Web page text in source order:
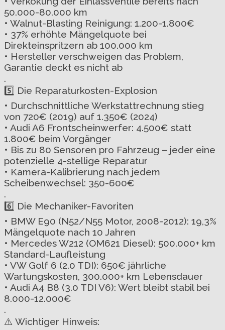
50.000-80.000 km
• Walnut-Blasting Reinigung: 1.200-1.800€
• 37% erhöhte Mängelquote bei
Direkteinspritzern ab 100.000 km
• Hersteller verschweigen das Problem,
Garantie deckt es nicht ab
.
5️⃣ Die Reparaturkosten-Explosion
• Durchschnittliche Werkstattrechnung stieg
von 720€ (2019) auf 1.350€ (2024)
• Audi A6 Frontscheinwerfer: 4.500€ statt
1.800€ beim Vorgänger
• Bis zu 80 Sensoren pro Fahrzeug – jeder eine
potenzielle 4-stellige Reparatur
• Kamera-Kalibrierung nach jedem
Scheibenwechsel: 350-600€
.
6️⃣ Die Mechaniker-Favoriten
• BMW E90 (N52/N55 Motor, 2008-2012): 19,3%
Mängelquote nach 10 Jahren
• Mercedes W212 (OM621 Diesel): 500.000+ km
Standard-Laufleistung
• VW Golf 6 (2.0 TDI): 650€ jährliche
Wartungskosten, 300.000+ km Lebensdauer
• Audi A4 B8 (3.0 TDI V6): Wert bleibt stabil bei
8.000-12.000€
.
⚠️ Wichtiger Hinweis: